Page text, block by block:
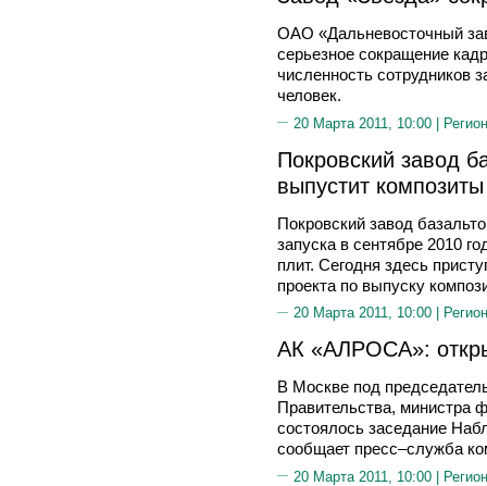
ОАО «Дальневосточный
серьезное сокращение
численность сотрудников
человек.
20 Марта 2011, 10:00 |
Покровский завод
выпустит композиты
Покровский завод
запуска в сентябре 2010
плит. Сегодня здесь
проекта по выпуску
20 Марта 2011, 10:00 |
АК «АЛРОСА»:
В Москве под
Правительства,
состоялось заседание
сообщает пресс–служба
20 Марта 2011, 10:00 |